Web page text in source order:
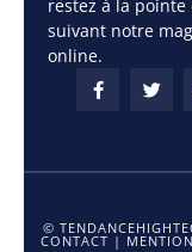
restez à la pointe
suivant notre
online.
©
CONTACT |